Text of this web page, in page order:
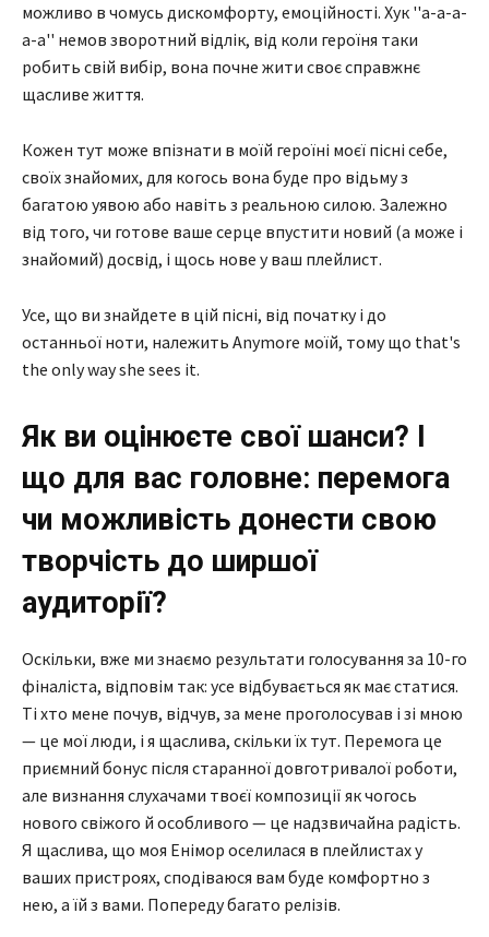
можливо в чомусь дискомфорту, емоційності. Хук ''а-а-а-
а-а'' немов зворотний відлік, від коли героїня таки
робить свій вибір, вона почне жити своє справжнє
щасливе життя.
Кожен тут може впізнати в моїй героїні моєї пісні себе,
своїх знайомих, для когось вона буде про відьму з
багатою уявою або навіть з реальною силою. Залежно
від того, чи готове ваше серце впустити новий (а може і
знайомий) досвід, і щось нове у ваш плейлист.
Усе, що ви знайдете в цій пісні, від початку і до
останньої ноти, належить Anymore моїй, тому що that's
the only way she sees it.
Як ви оцінюєте свої шанси? І
що для вас головне: перемога
чи можливість донести свою
творчість до ширшої
аудиторії?
Оскільки, вже ми знаємо результати голосування за 10-го
фіналіста, відповім так: усе відбувається як має статися.
Ті хто мене почув, відчув, за мене проголосував і зі мною
— це мої люди, і я щаслива, скільки їх тут. Перемога це
приємний бонус після старанної довготривалої роботи,
але визнання слухачами твоєї композиції як чогось
нового свіжого й особливого — це надзвичайна радість.
Я щаслива, що моя Енімор оселилася в плейлистах у
ваших пристроях, сподіваюся вам буде комфортно з
нею, а їй з вами. Попереду багато релізів.